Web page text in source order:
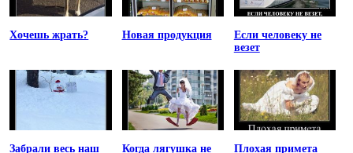
Хочешь жрать? Новая продукция
Если человеку не
везет
Забрали весь наш Когда лягушка не Плохая примета